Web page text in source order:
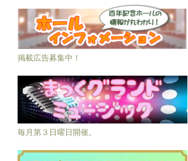
掲載広告募集中！
毎月第３日曜日開催。